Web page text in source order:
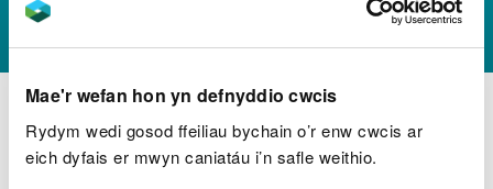
Mae'r wefan hon yn defnyddio cwcis
Rydym wedi gosod ffeiliau bychain o’r enw cwcis ar
eich dyfais er mwyn caniatáu i’n safle weithio.
Y De-orllewin
Cwm Envrionmental Limited
South Hook CHP Limited
IBA Recycling Facility